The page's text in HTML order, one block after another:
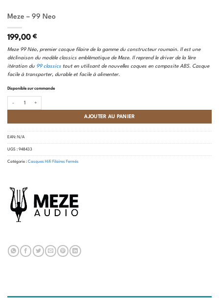
Meze – 99 Neo
199,00 €
Meze 99 Néo, premier casque filaire de la gamme du constructeur roumain. Il est une
déclinaison du modèle classics emblématique de Meze. Il reprend le driver de la 1ère
itération du 99 classics tout en utilisant de nouvelles coques en composite ABS. Casque
facile à transporter, durable et facile à alimenter.
Disponible sur commande
AJOUTER AU PANIER
EAN: N/A
UGS : 948433
Catégorie : Casques Hifi Filaires Fermés